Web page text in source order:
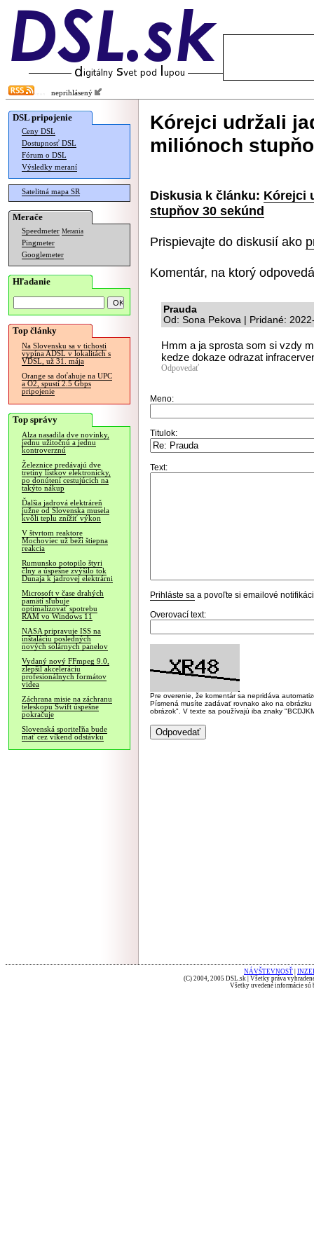
neprihlásený
DSL pripojenie
Ceny DSL
Dostupnosť DSL
Fórum o DSL
Výsledky meraní
Satelitná mapa SR
Merače
Speedmeter Merania
Pingmeter
Googlemeter
Hľadanie
Top články
Na Slovensku sa v tichosti
vypína ADSL v lokalitách s
VDSL, už 31. mája
Orange sa doťahuje na UPC
a O2, spustí 2.5 Gbps
pripojenie
Top správy
Alza nasadila dve novinky,
jednu užitočnú a jednu
kontroverznú
Železnice predávajú dve
tretiny lístkov elektronicky,
po donútení cestujúcich na
takýto nákup
Ďalšia jadrová elektráreň
južne od Slovenska musela
kvôli teplu znížiť výkon
V štvrtom reaktore
Mochoviec už beží štiepna
reakcia
Rumunsko potopilo štyri
člny a úspešne zvýšilo tok
Dunaja k jadrovej elektrárni
Microsoft v čase drahých
pamätí sľubuje
optimalizovať spotrebu
RAM vo Windows 11
NASA pripravuje ISS na
inštaláciu posledných
nových solárnych panelov
Vydaný nový FFmpeg 9.0,
zlepšil akceleráciu
profesionálnych formátov
videa
Záchrana misie na záchranu
teleskopu Swift úspešne
pokračuje
Slovenská sporiteľňa bude
mať cez víkend odstávku
Kórejci udržali
miliónoch
Diskusia k článku: Kórejci
stupňov 30 sekúnd
Prispievajte do diskusií ako
Komentár, na ktorý
Prauda
Od: Sona Pekova | Pridané:
Hmm a ja sprosta som si vzdy
kedze dokaze odrazat
Odpovedať
Meno:
Titulok:
Text:
Prihláste sa a povoľte si emailové
Overovací text:
Pre overenie, že komentár sa nepridáva
Písmená musíte zadávať rovnako ako na
obrázok". V texte sa používajú iba znaky
NÁVŠTEVNOSŤ
(C) 2004, 2005 DSL.sk | Všetky práva
Všetky uvedené informácie sú